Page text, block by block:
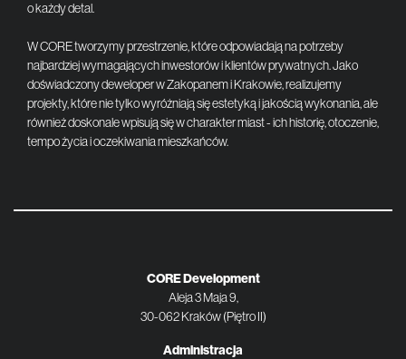
o każdy detal.
W CORE tworzymy przestrzenie, które odpowiadają na potrzeby
najbardziej wymagających inwestorów i klientów prywatnych. Jako
doświadczony deweloper w Zakopanem i Krakowie, realizujemy
projekty, które nie tylko wyróżniają się estetyką i jakością wykonania, ale
również doskonale wpisują się w charakter miast - ich historię, otoczenie,
tempo życia i oczekiwania mieszkańców.
CORE Development
Aleja 3 Maja 9,
30-062 Kraków (Piętro II)
Administracja